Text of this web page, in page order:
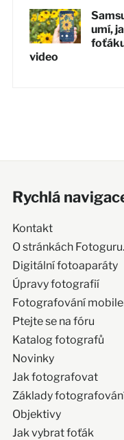
umí,
video
Rychlá
Kontakt
O stránkách
Digitální fotoaparáty
Úpravy fotografií
Fotografování
Ptejte se na fóru
Katalog fotografů
Novinky
Jak fotografovat
Základy
Objektivy
Jak vybrat foťák